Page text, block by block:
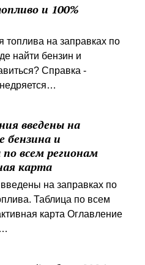
и 100%
топлива на заправках по
найти бензин и
Справка -
введены на
бензина и
всем регионам
карта
на заправках по
Таблица по всем
карта Оглавление